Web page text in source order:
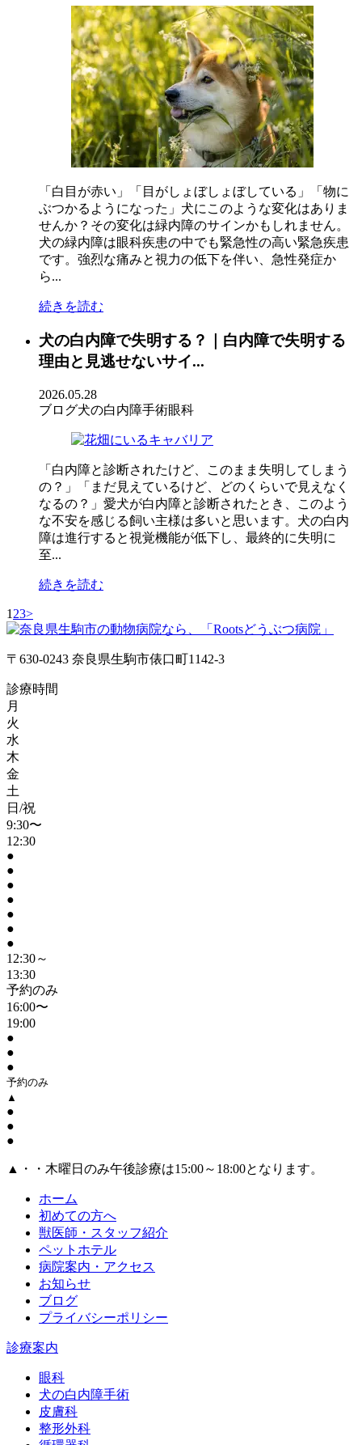
「白目が赤い」「目がしょぼしょぼしている」「物に
ぶつかるようになった」犬にこのような変化はありま
せんか？その変化は緑内障のサインかもしれません。
犬の緑内障は眼科疾患の中でも緊急性の高い緊急疾患
です。強烈な痛みと視力の低下を伴い、急性発症か
ら...
続きを読む
犬の白内障で失明する？｜白内障で失明する
理由と見逃せないサイ...
2026.05.28
ブログ犬の白内障手術眼科
「白内障と診断されたけど、このまま失明してしまう
の？」「まだ見えているけど、どのくらいで見えなく
なるの？」愛犬が白内障と診断されたとき、このよう
な不安を感じる飼い主様は多いと思います。犬の白内
障は進行すると視覚機能が低下し、最終的に失明に
至...
続きを読む
1 23>
〒630-0243 奈良県生駒市俵口町1142-3
診療時間
月
火
水
木
金
土
日/祝
9:30〜
12:30
●
●
●
●
●
●
●
12:30～
13:30
予約のみ
16:00〜
19:00
●
●
●
予約のみ
▲
●
●
●
▲・・木曜日のみ午後診療は15:00～18:00となります。
ホーム
初めての方へ
獣医師・スタッフ紹介
ペットホテル
病院案内・アクセス
お知らせ
ブログ
プライバシーポリシー
診療案内
眼科
犬の白内障手術
皮膚科
整形外科